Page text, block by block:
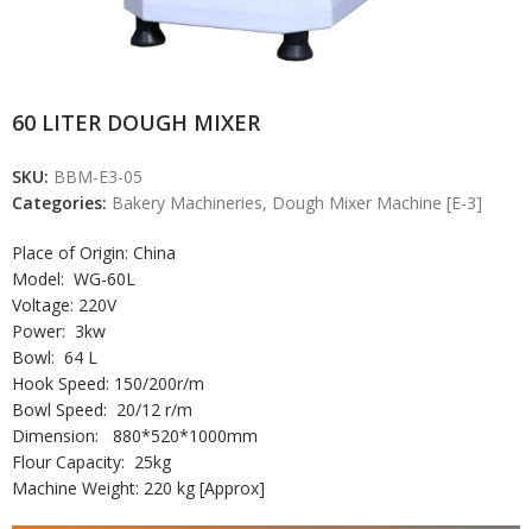
60 LITER DOUGH MIXER
SKU: BBM-E3-05
Categories: Bakery Machineries, Dough Mixer Machine [E-3]
Place of Origin: China
Model: WG-60L
Voltage: 220V
Power: 3kw
Bowl: 64 L
Hook Speed: 150/200r/m
Bowl Speed: 20/12 r/m
Dimension: 880*520*1000mm
Flour Capacity: 25kg
Machine Weight: 220 kg [Approx]